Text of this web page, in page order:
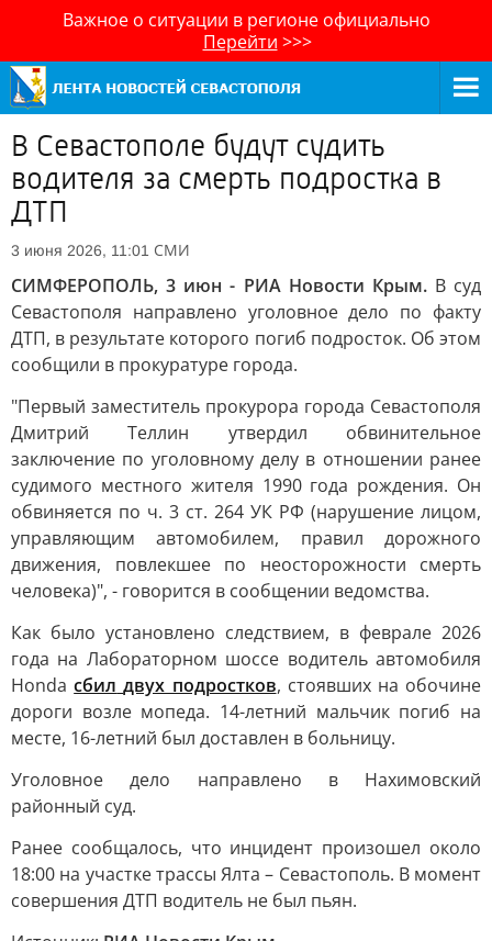
Важное о ситуации в регионе официально
Перейти >>>
В Севастополе будут судить
водителя за смерть подростка в
ДТП
3 июня 2026, 11:01 СМИ
СИМФЕРОПОЛЬ, 3 июн - РИА Новости Крым. В суд
Севастополя направлено уголовное дело по факту
ДТП, в результате которого погиб подросток. Об этом
сообщили в прокуратуре города.
"Первый заместитель прокурора города Севастополя
Дмитрий Теллин утвердил обвинительное
заключение по уголовному делу в отношении ранее
судимого местного жителя 1990 года рождения. Он
обвиняется по ч. 3 ст. 264 УК РФ (нарушение лицом,
управляющим автомобилем, правил дорожного
движения, повлекшее по неосторожности смерть
человека)", - говорится в сообщении ведомства.
Как было установлено следствием, в феврале 2026
года на Лабораторном шоссе водитель автомобиля
Hondaсбил двух подростков, стоявших на обочине
дороги возле мопеда. 14-летний мальчик погиб на
месте, 16-летний был доставлен в больницу.
Уголовное дело направлено в Нахимовский
районный суд.
Ранее сообщалось, что инцидент произошел около
18:00 на участке трассы Ялта – Севастополь. В момент
совершения ДТП водитель не был пьян.